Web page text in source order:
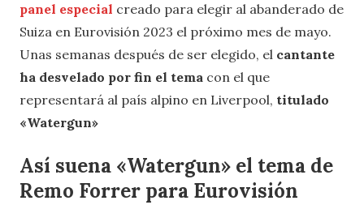
panel especial creado para elegir al abanderado de
Suiza en Eurovisión 2023 el próximo mes de mayo.
Unas semanas después de ser elegido, el cantante
ha desvelado por fin el tema con el que
representará al país alpino en Liverpool, titulado
«Watergun»
Así suena «Watergun» el tema de
Remo Forrer para Eurovisión